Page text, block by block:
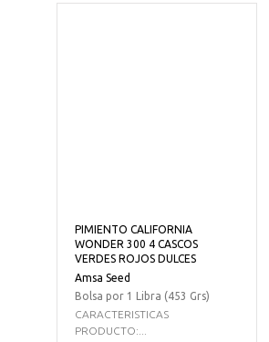
PIMIENTO CALIFORNIA
WONDER 300 4 CASCOS
VERDES ROJOS DULCES
Amsa Seed
Bolsa por 1 Libra (453 Grs)
CARACTERISTICAS
PRODUCTO:...